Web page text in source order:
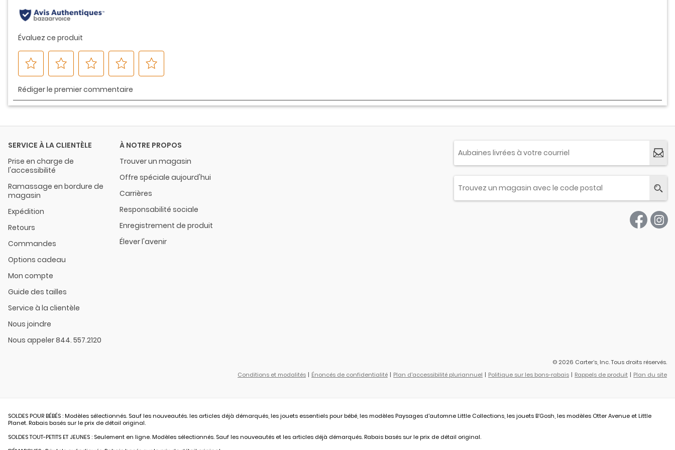
SERVICE À LA CLIENTÈLE
Prise en charge de
l'accessibilité
Ramassage en bordure de
magasin
Expédition
Retours
Commandes
Options cadeau
Mon compte
Guide des tailles
Service à la clientèle
Nous joindre
Nous appeler 844. 557.2120
À NOTRE PROPOS
Trouver un magasin
Offre spéciale aujourd'hui
Carrières
Responsabilité sociale
Enregistrement de produit
Élever l'avenir
© 2026 Carter’s, Inc. Tous droits réservés.
Conditions et modalités
Énoncés de confidentialité Plan d'accessibilité pluriannuel Politique sur les bons-rabais Rappels de produit Plan du site
SOLDES POUR BÉBÉS : Modèles sélectionnés. Sauf les nouveautés. les articles déjà démarqués, les jouets essentiels pour bébé, les modèles Paysages d'automne Little Collections, les jouets B’Gosh, les modèles Otter Avenue et Little
Planet. Rabais basés sur le prix de détail original.
SOLDES TOUT-PETITS ET JEUNES : Seulement en ligne. Modèles sélectionnés. Sauf les nouveautés et les articles déjà démarqués. Rabais basés sur le prix de détail original.